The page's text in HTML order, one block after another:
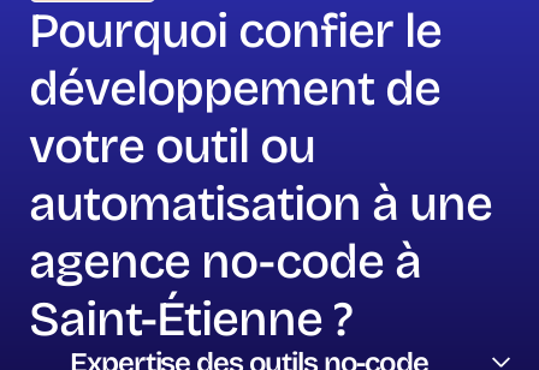
Pourquoi confier le
développement de
votre outil ou
automatisation à une
agence no-code à
Saint-Étienne ?
Expertise des outils no-code